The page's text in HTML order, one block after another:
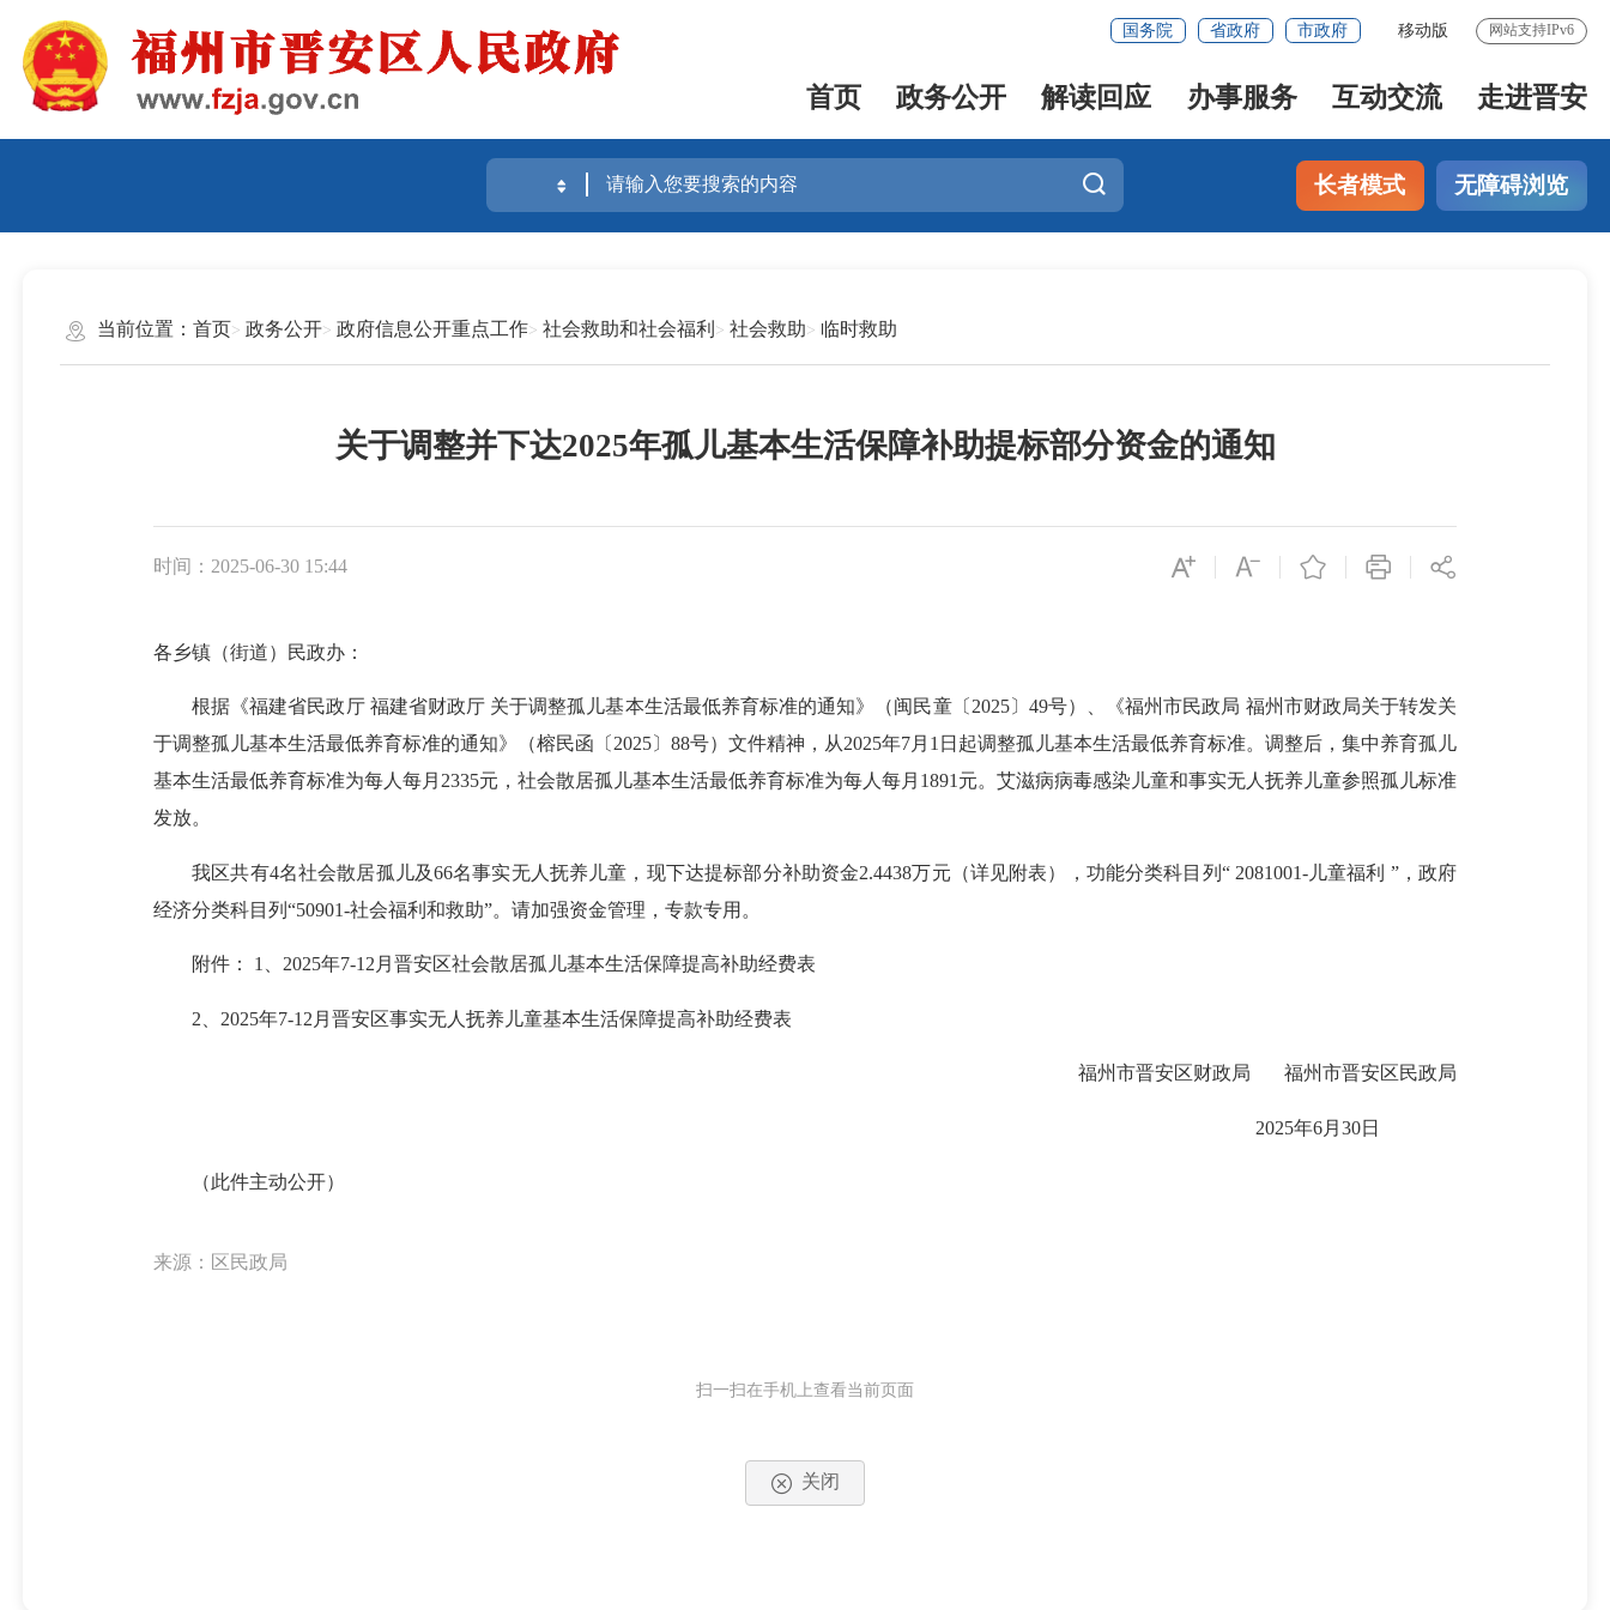
国务院 省政府 市政府 移动版 网站支持IPv6
首页 政务公开 解读回应 办事服务 互动交流 走进晋安
长者模式 无障碍浏览
当前位置： 首页 政务公开 政府信息公开重点工作 社会救助和社会福利 社会救助 临时救助
关于调整并下达2025年孤儿基本生活保障补助提标部分资金的通知
时间：2025-06-30 15:44
各乡镇（街道）民政办：
根据《福建省民政厅 福建省财政厅 关于调整孤儿基本生活最低养育标准的通知》（闽民童〔2025〕49号）、《福州市民政局 福州市财政局关于转发关
于调整孤儿基本生活最低养育标准的通知》（榕民函〔2025〕88号）文件精神，从2025年7月1日起调整孤儿基本生活最低养育标准。调整后，集中养育孤儿
基本生活最低养育标准为每人每月2335元，社会散居孤儿基本生活最低养育标准为每人每月1891元。艾滋病病毒感染儿童和事实无人抚养儿童参照孤儿标准
发放。
我区共有4名社会散居孤儿及66名事实无人抚养儿童，现下达提标部分补助资金2.4438万元（详见附表），功能分类科目列“ 2081001-儿童福利 ”，政府
经济分类科目列“50901-社会福利和救助”。请加强资金管理，专款专用。
附件： 1、2025年7-12月晋安区社会散居孤儿基本生活保障提高补助经费表
2、2025年7-12月晋安区事实无人抚养儿童基本生活保障提高补助经费表
福州市晋安区财政局 福州市晋安区民政局
2025年6月30日
（此件主动公开）
来源：区民政局
扫一扫在手机上查看当前页面
关闭